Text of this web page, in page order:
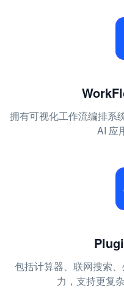
拥有可视化工作流编排系
AI 应
包括计算器、联网搜索
力，支持更复